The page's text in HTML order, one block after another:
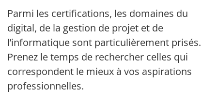
Parmi les certifications, les domaines du
digital, de la gestion de projet et de
l’informatique sont particulièrement prisés.
Prenez le temps de rechercher celles qui
correspondent le mieux à vos aspirations
professionnelles.